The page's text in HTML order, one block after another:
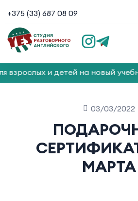
+375 (33) 687 08 09
и детей на новый
03/03/2022
МАРТА